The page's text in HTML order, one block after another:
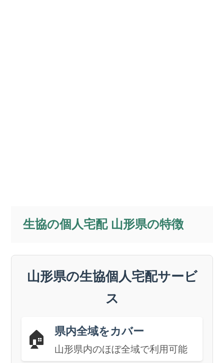
生協の個人宅配 山形県の特徴
山形県の生協個人宅配サービ
ス
🏠 県内全域をカバー
山形県内のほぼ全域で利用可能